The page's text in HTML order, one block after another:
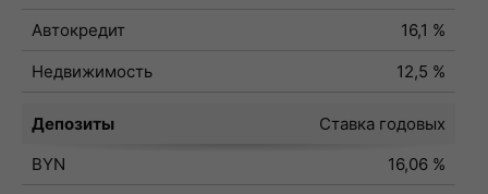
Автокредит
16,1 %
Недвижимость
12,5 %
Депозиты
Ставка годовых
BYN
16,06 %